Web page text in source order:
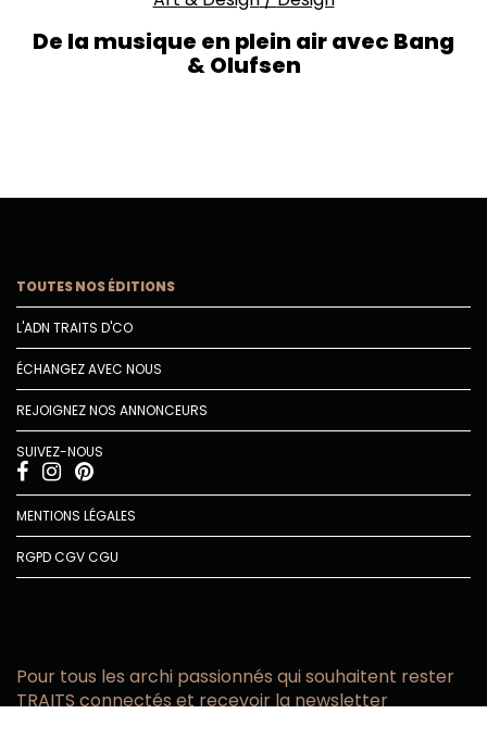
De la musique en plein air avec Bang
& Olufsen
TOUTES NOS ÉDITIONS
L'ADN TRAITS D'CO
ÉCHANGEZ AVEC NOUS
REJOIGNEZ NOS ANNONCEURS
SUIVEZ-NOUS
MENTIONS LÉGALES
RGPDCGVCGU
Pour tous les archi passionnés qui souhaitent rester
TRAITS connectés et recevoir la newsletter